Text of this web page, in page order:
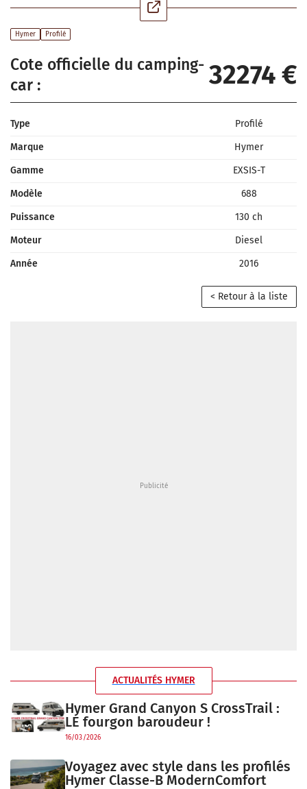
Hymer Profilé
Cote officielle du camping-
car :
32274 €
Type
Profilé
Marque
Hymer
Gamme
EXSIS-T
Modèle
688
Puissance
130 ch
Moteur
Diesel
Année
2016
< Retour à la liste
ACTUALITÉS HYMER
Hymer Grand Canyon S CrossTrail :
LE fourgon baroudeur !
16/03/2026
Voyagez avec style dans les profilés
Hymer Classe-B ModernComfort